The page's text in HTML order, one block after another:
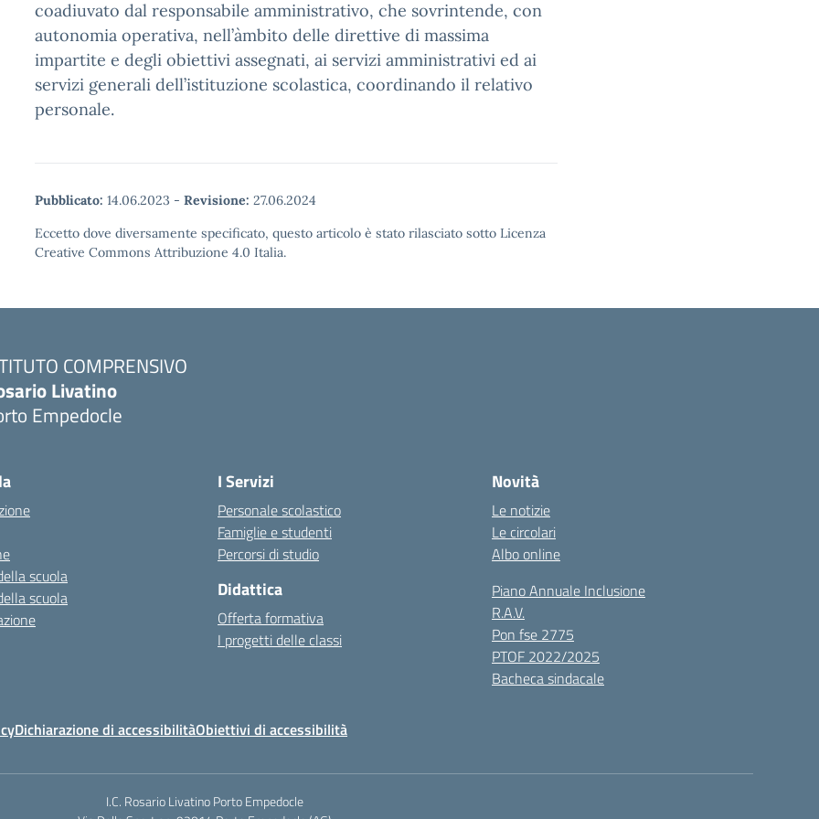
coadiuvato dal responsabile amministrativo, che sovrintende, con
autonomia operativa, nell’àmbito delle direttive di massima
impartite e degli obiettivi assegnati, ai servizi amministrativi ed ai
servizi generali dell’istituzione scolastica, coordinando il relativo
personale.
Pubblicato: 14.06.2023 - Revisione: 27.06.2024
Eccetto dove diversamente specificato, questo articolo è stato rilasciato sotto Licenza
Creative Commons Attribuzione 4.0 Italia.
COMPRENSIVO
Livatino
Empedocle
scuola
scuola
I Servizi
Personale scolastico
Famiglie e studenti
Percorsi di studio
Didattica
Offerta formativa
I progetti delle classi
Novità
Le notizie
Le circolari
Albo online
Piano Annuale Inclusione
R.A.V.
Pon fse 2775
PTOF 2022/2025
Bacheca sindacale
Dichiarazione di accessibilitàObiettivi di accessibilità
I.C. Rosario Livatino Porto Empedocle